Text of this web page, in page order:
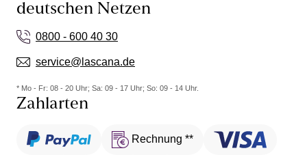
deutschen Netzen
0800 - 600 40 30
service@lascana.de
* Mo - Fr: 08 - 20 Uhr; Sa: 09 - 17 Uhr; So: 09 - 14 Uhr.
Zahlarten
Rechnung **